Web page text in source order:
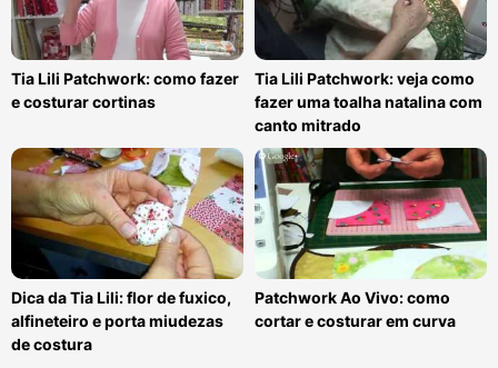
Tia Lili Patchwork: como fazer
e costurar cortinas
Tia Lili Patchwork: veja como
fazer uma toalha natalina com
canto mitrado
Dica da Tia Lili: flor de fuxico,
alfineteiro e porta miudezas
de costura
Patchwork Ao Vivo: como
cortar e costurar em curva